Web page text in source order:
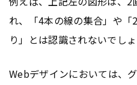
れ、「4本の線の集合」や
り」とは認識されないでしょ
Webデザインにおいては、